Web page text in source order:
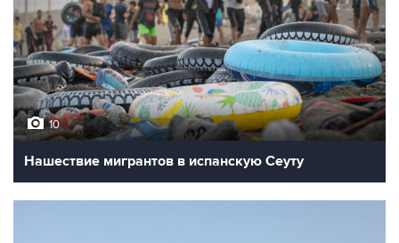
10
Нашествие мигрантов в испанскую Сеуту